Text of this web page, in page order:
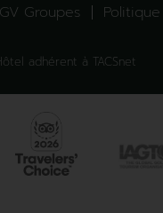
Groupes
adhérent à TACSnet